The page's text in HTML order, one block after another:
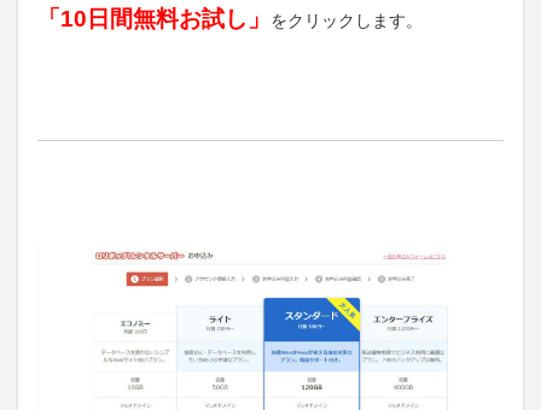
「10日間無料お試し」 をクリックします。